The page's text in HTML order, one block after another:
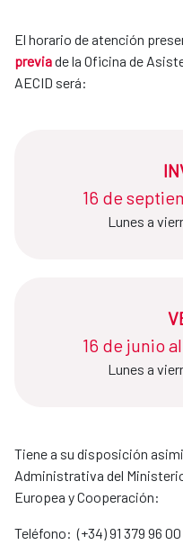
El horario de atención
previade la Oficina de
AECID será:
16 de
Lunes a
16 de junio
Lunes a
Tiene a su disposición
Administrativa del
Europea y Cooperación:
Teléfono: (+34) 91 379 96 00